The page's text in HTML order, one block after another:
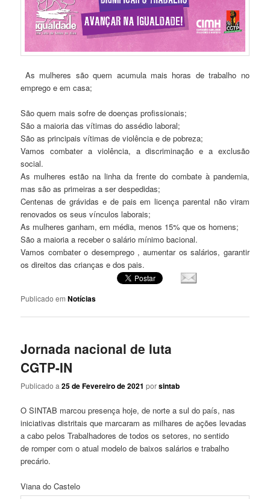
As mulheres são quem acumula mais horas de trabalho no
emprego e em casa;
São quem mais sofre de doenças profissionais;
São a maioria das vítimas do assédio laboral;
São as principais vítimas de violência e de pobreza;
Vamos combater a violência, a discriminação e a exclusão
social.
As mulheres estão na linha da frente do combate à pandemia,
mas são as primeiras a ser despedidas;
Centenas de grávidas e de pais em licença parental não viram
renovados os seus vínculos laborais;
As mulheres ganham, em média, menos 15% que os homens;
São a maioria a receber o salário mínimo bacional.
Vamos combater o desemprego , aumentar os salários, garantir
os direitos das crianças e dos pais.
Publicado em Notícias
Jornada nacional de luta
CGTP-IN
Publicado a25 de Fevereiro de 2021 porsintab
O SINTAB marcou presença hoje, de norte a sul do país, nas
iniciativas distritais que marcaram as milhares de ações levadas
a cabo pelos Trabalhadores de todos os setores, no sentido
de romper com o atual modelo de baixos salários e trabalho
precário.
Viana do Castelo